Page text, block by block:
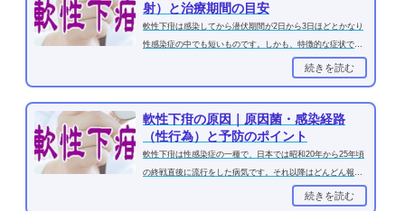
射）と治療期間の目安
軟性下疳は感染してから潜伏期間が2日から3日ほどとかなり
性感染症の中でも短いものです。しかも、特徴的な症状であ
続きを読む
軟性下疳の原因｜原因菌・感染経路
（性行為）と予防のポイント
軟性下疳は性感染症の一種で、日本では昭和20年から25年頃
の終戦直後に流行をした病気です。それ以降はどんどん報告
続きを読む